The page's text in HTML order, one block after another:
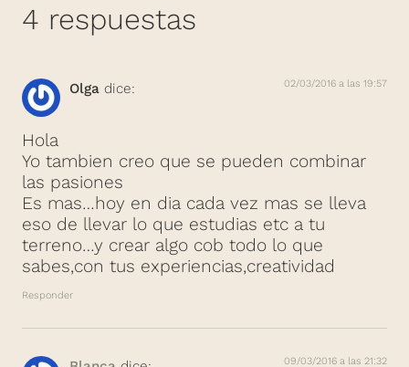
4 respuestas
Olga dice: 02/03/2016 a las 19:57
Hola
Yo tambien creo que se pueden combinar
las pasiones
Es mas…hoy en dia cada vez mas se lleva
eso de llevar lo que estudias etc a tu
terreno…y crear algo cob todo lo que
sabes,con tus experiencias,creatividad
Responder
09/03/2016 a las 21:32